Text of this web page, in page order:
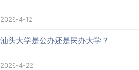
2026-4-12
汕头大学是公办还是民办大学？
2026-4-22